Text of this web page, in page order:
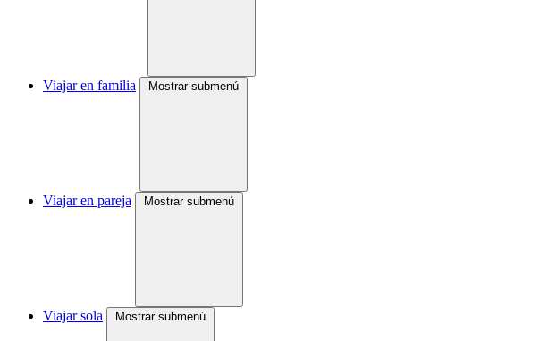
Viajar en familia Mostrar submenú
Viajar en pareja Mostrar submenú
Viajar sola Mostrar submenú